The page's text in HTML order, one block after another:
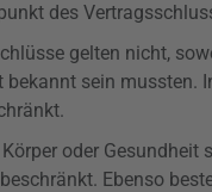
des
gelten nicht,
sein mussten.
oder
Ebenso